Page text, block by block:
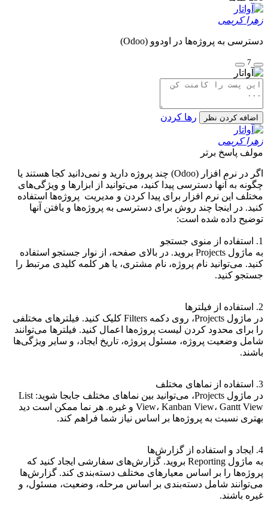
زهرا کریمی
دسترسی به پروژه‌ها در اودوو (Odoo)
7
اضافه کردن نظر رها کردن
زهرا کریمی
مولف پاسخ برتر
اگر در نرم افزار (Odoo) چند پروژه دارید و نمی‌دانید کجا هستند یا
چگونه به آنها دسترسی پیدا کنید، می‌توانید از ابزارها و ویژگی‌های
مختلف این نرم افزار برای پیدا کردن و مدیریت پروژه‌ها استفاده
کنید. در اینجا چند روش برای دسترسی به پروژه‌ها و یافتن آنها
توضیح داده شده است:
1. استفاده از منوی جستجو
به ماژول Projects بروید. در بالای صفحه، از نوار جستجو استفاده
کنید. می‌توانید نام پروژه، نام مشتری، یا هر کلمه کلیدی مرتبط را
جستجو کنید.
2. استفاده از فیلترها
در ماژول Projects، روی دکمه Filters کلیک کنید. فیلترهای مختلفی
را برای محدود کردن لیست پروژه‌ها اعمال کنید. فیلترها می‌توانند
شامل وضعیت پروژه، مسئول پروژه، تاریخ ایجاد، و سایر ویژگی‌ها
باشند.
3. استفاده از نماهای مختلف
در ماژول Projects، می‌توانید بین نماهای مختلف جابجا شوید: List
View، Kanban View، Gantt View و غیره. هر نما ممکن است دید
بهتری نسبت به پروژه‌ها بر اساس نیاز شما فراهم کند.
4. ایجاد و استفاده از گزارش‌ها
به ماژول Reporting بروید. گزارش‌های سفارشی ایجاد کنید که
پروژه‌ها را بر اساس معیارهای مختلف دسته‌بندی کند. گزارش‌ها
می‌توانند شامل دسته‌بندی بر اساس مرحله، وضعیت، مسئول، و
غیره باشند.